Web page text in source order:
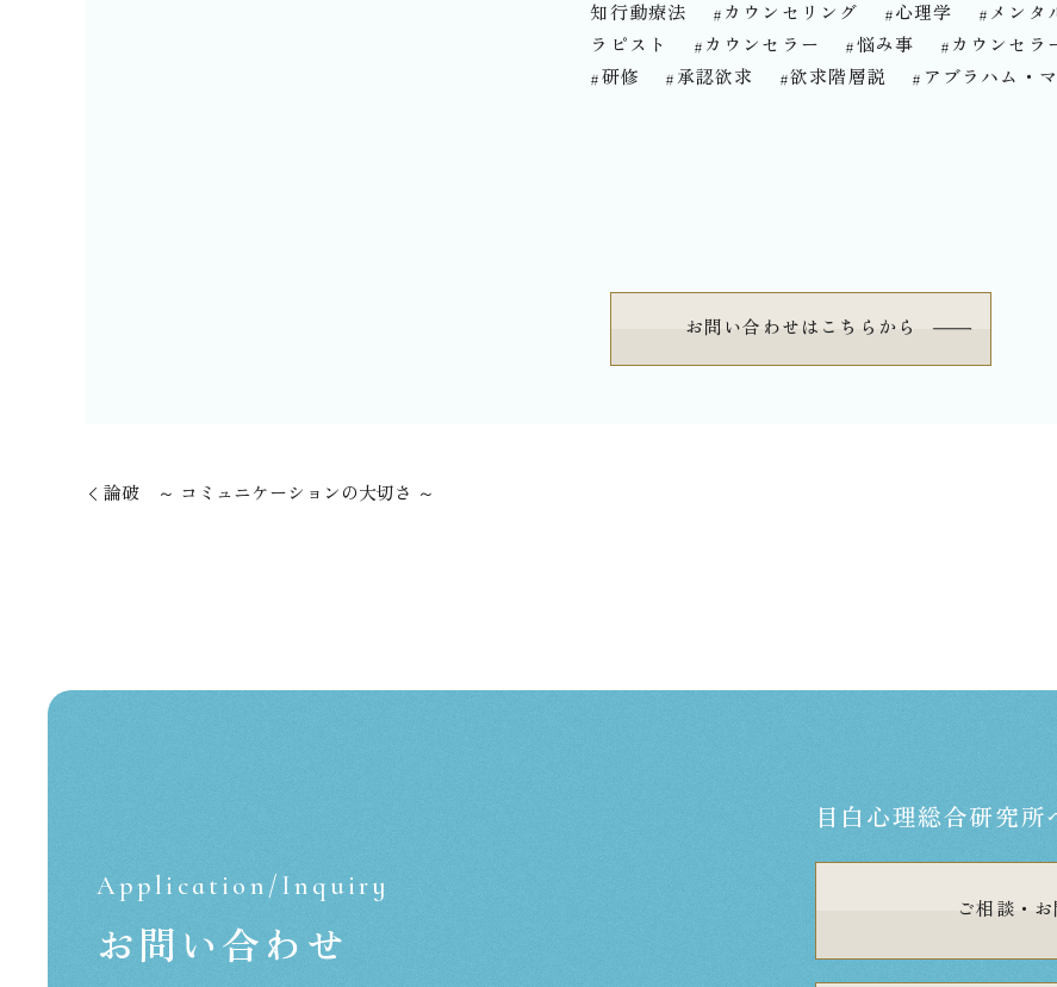
知行動療法 #カウンセリング #心理学 #メン
ラピスト #カウンセラー #悩み事 #カウンセ
#研修 #承認欲求 #欲求階層説 #アブラハム・
お問い合わせはこちらから
⁡論破 ～ コミュニケーションの大切さ ～
Application/Inquiry
お問い合わせ
目白心理総合研究所
ご相談・